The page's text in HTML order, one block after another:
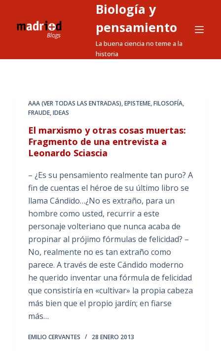
a
Biología y
pensamiento
La buena ciencia no teme a la
historia
AAA (VER TODAS LAS ENTRADAS),EPISTEME,FILOSOFÍA,
FRAUDE,IDEAS
El marxismo y otras cosas muertas:
Fragmento de una entrevista a
Leonardo Sciascia
– ¿Es su pensamiento realmente tan puro? A
fin de cuentas el héroe de su último libro se
llama Cándido…¿No es extraño, para un
hombre como usted, recurrir a este
personaje volteriano que nunca acaba de
propinar al prójimo fórmulas de felicidad? –
No, realmente no es tan extraño como
parece. A través de este Cándido moderno
he querido inventar una fórmula de felicidad
que consistiría en «cultivar» la propia cabeza
más bien que el propio jardín; en fiarse
más…
EMILIO CERVANTES 28 ENERO 2013